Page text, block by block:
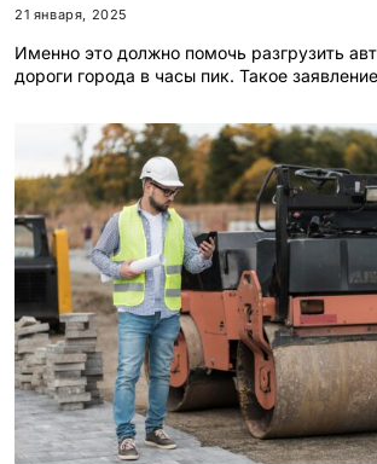
21 января, 2025
Именно это должно помочь разгрузить
дороги города в часы пик. Такое